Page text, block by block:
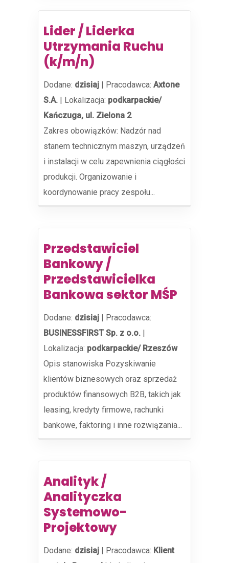
Lider / Liderka
Utrzymania Ruchu
(k/m/n)
Dodane: dzisiaj | Pracodawca: Axtone
S.A. | Lokalizacja: podkarpackie/
Kańczuga, ul. Zielona 2
Zakres obowiązków: Nadzór nad
stanem technicznym maszyn, urządzeń
i instalacji w celu zapewnienia ciągłości
produkcji. Organizowanie i
koordynowanie pracy zespołu...
Przedstawiciel
Bankowy /
Przedstawicielka
Bankowa sektor MŚP
Dodane: dzisiaj | Pracodawca:
BUSINESSFIRST Sp. z o.o. |
Lokalizacja: podkarpackie/ Rzeszów
Opis stanowiska Pozyskiwanie
klientów biznesowych oraz sprzedaż
produktów finansowych B2B, takich jak
leasing, kredyty firmowe, rachunki
bankowe, faktoring i inne rozwiązania...
Analityk /
Analityczka
Systemowo-
Projektowy
Dodane: dzisiaj | Pracodawca: Klient